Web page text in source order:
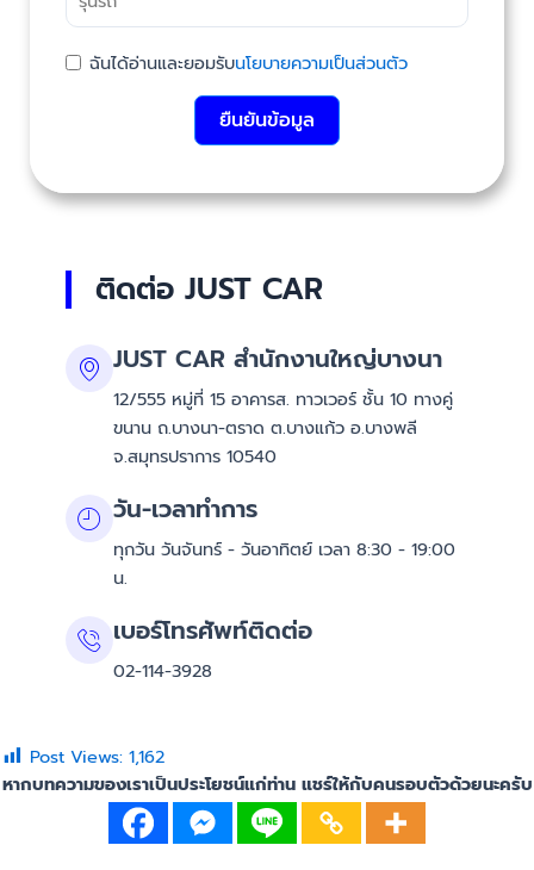
ฉันได้อ่านและยอมรับนโยบายความเป็นส่วนตัว
ยืนยันข้อมูล
ติดต่อ JUST CAR
JUST CAR สำนักงานใหญ่บางนา
12/555 หมู่ที่ 15 อาคารส. ทาวเวอร์ ชั้น 10 ทางคู่
ขนาน ถ.บางนา-ตราด ต.บางแก้ว อ.บางพลี
จ.สมุทรปราการ 10540
วัน-เวลาทำการ
ทุกวัน วันจันทร์ - วันอาทิตย์ เวลา 8:30 - 19:00
น.
เบอร์โทรศัพท์ติดต่อ
02-114-3928
Post Views: 1,162
หากบทความของเราเป็นประโยชน์แก่ท่าน แชร์ให้กับคนรอบตัวด้วยนะครับ